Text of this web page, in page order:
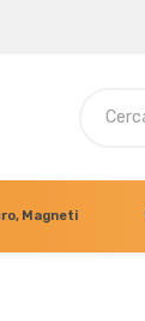
Magneti